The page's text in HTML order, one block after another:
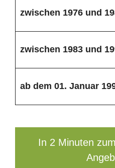
zwischen 1976 und
zwischen 1983 und
ab dem 01. Januar
In 2 Minuten